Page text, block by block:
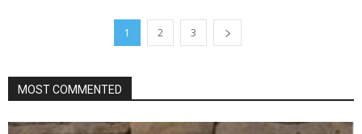
1 2 3
MOST COMMENTED